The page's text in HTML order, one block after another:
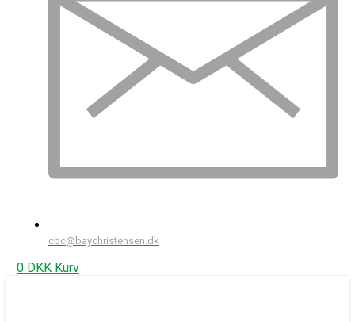
cbc@baychristensen.dk
0 DKK Kurv